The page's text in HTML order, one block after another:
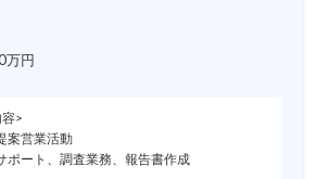
万円
>
案営業活動
ポート、調査業務、報告書作成